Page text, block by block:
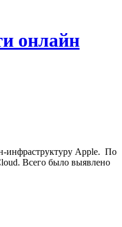
онлайн
инфраструктуру Apple. По
Всего было выявлено